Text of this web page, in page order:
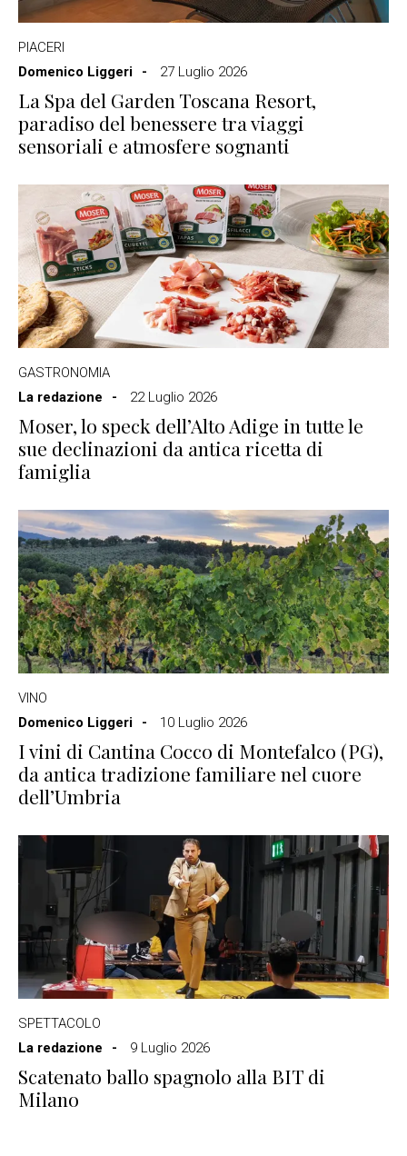
PIACERI
Domenico Liggeri
27 Luglio 2026
La Spa del Garden Toscana Resort,
paradiso del benessere tra viaggi
sensoriali e atmosfere sognanti
GASTRONOMIA
La redazione
22 Luglio 2026
Moser, lo speck dell’Alto Adige in tutte le
sue declinazioni da antica ricetta di
famiglia
VINO
Domenico Liggeri
10 Luglio 2026
I vini di Cantina Cocco di Montefalco (PG),
da antica tradizione familiare nel cuore
dell’Umbria
SPETTACOLO
La redazione
9 Luglio 2026
Scatenato ballo spagnolo alla BIT di
Milano